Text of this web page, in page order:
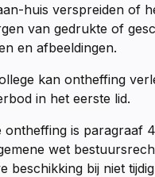
huis verspreiden of
van gedrukte of
en afbeeldingen.
kan ontheffing
in het eerste lid.
ontheffing is paragraaf
wet
beschikking bij niet